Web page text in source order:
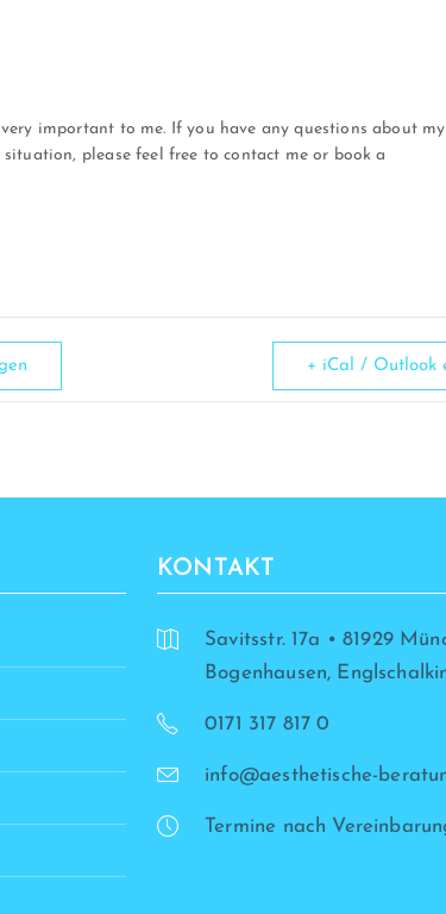
important to me. If you have any questions about my
please feel free to contact me or book a
+ iCal / Outlook
KONTAKT
Savitsstr. 17a • 81929
Bogenhausen,
0171 317 817 0
info@aesthetische-
Termine nach